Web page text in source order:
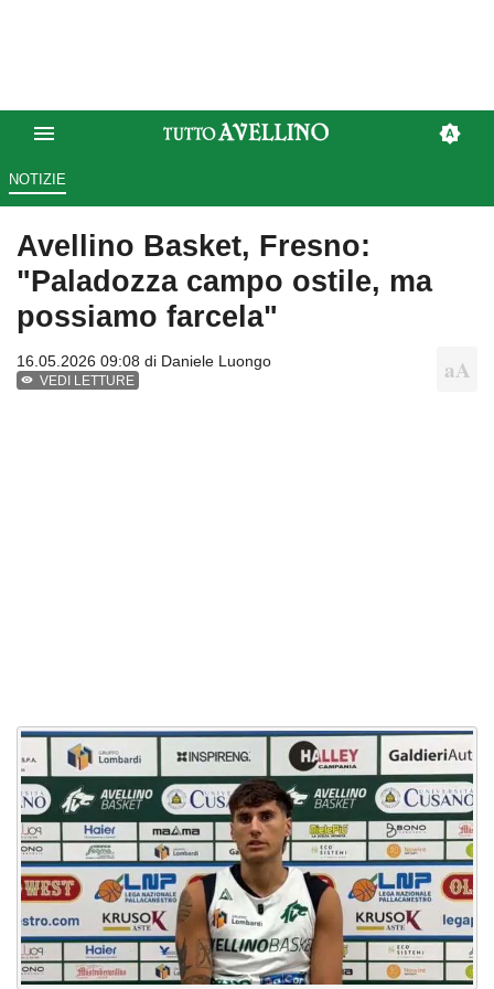
NOTIZIE
Avellino Basket, Fresno:
"Paladozza campo ostile, ma
possiamo farcela"
16.05.2026 09:08 di Daniele Luongo
VEDI LETTURE